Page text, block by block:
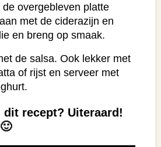
overgebleven platte
met de ciderazijn en
en breng op smaak.
de salsa. Ook lekker met
of rijst en serveer met
dit recept? Uiteraard!